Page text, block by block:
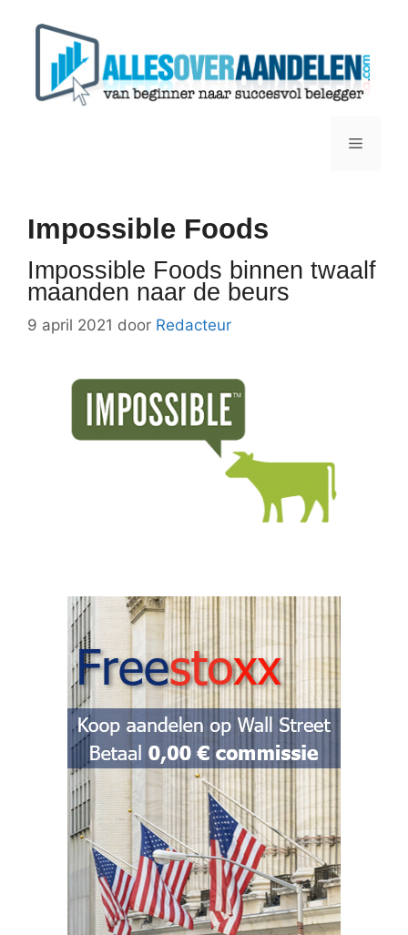
Menu
Impossible Foods
Impossible Foods binnen twaalf
maanden naar de beurs
9 april 2021 door Redacteur